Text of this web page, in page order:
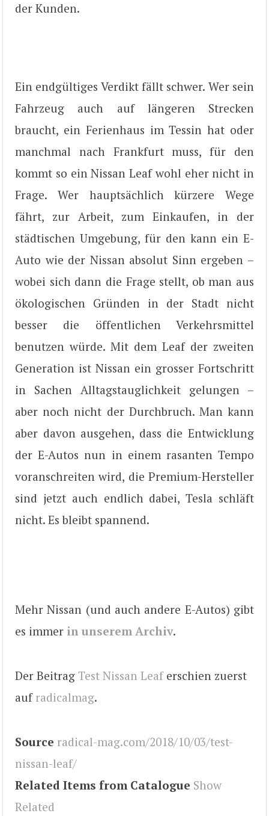
der Kunden.
Ein endgültiges Verdikt fällt schwer. Wer sein
Fahrzeug auch auf längeren Strecken
braucht, ein Ferienhaus im Tessin hat oder
manchmal nach Frankfurt muss, für den
kommt so ein Nissan Leaf wohl eher nicht in
Frage. Wer hauptsächlich kürzere Wege
fährt, zur Arbeit, zum Einkaufen, in der
städtischen Umgebung, für den kann ein E-
Auto wie der Nissan absolut Sinn ergeben –
wobei sich dann die Frage stellt, ob man aus
ökologischen Gründen in der Stadt nicht
besser die öffentlichen Verkehrsmittel
benutzen würde. Mit dem Leaf der zweiten
Generation ist Nissan ein grosser Fortschritt
in Sachen Alltagstauglichkeit gelungen –
aber noch nicht der Durchbruch. Man kann
aber davon ausgehen, dass die Entwicklung
der E-Autos nun in einem rasanten Tempo
voranschreiten wird, die Premium-Hersteller
sind jetzt auch endlich dabei, Tesla schläft
nicht. Es bleibt spannend.
Mehr Nissan (und auch andere E-Autos) gibt
es immer in unserem Archiv.
Der Beitrag Test Nissan Leaferschien zuerst
auf radicalmag.
Source radical-mag.com/2018/10/03/test-
nissan-leaf/
Related Items from Catalogue Show
Related